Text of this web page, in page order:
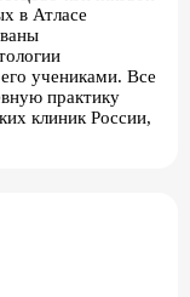
в Атласе
учениками. Все
практику
клиник России,